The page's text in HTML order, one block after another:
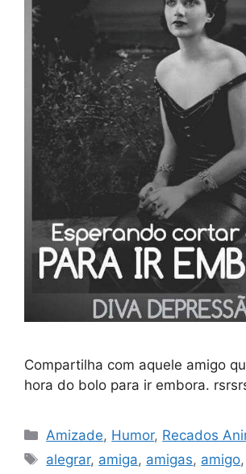
Compartilha com aquele amigo
hora do bolo para ir embora.
Categorias
Amizade, Humor, Recados
Tags
alegrar, amiga, amigas, amigo,